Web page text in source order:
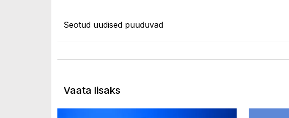
Seotud uudised puuduvad
Vaata lisaks